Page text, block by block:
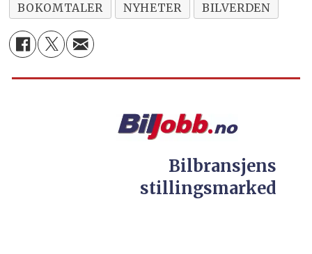
BOKOMTALER NYHETER BILVERDEN
Bilbransjens
stillingsmarked